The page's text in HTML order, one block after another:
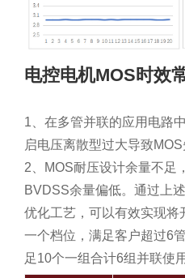
电控电机MOS时效
1、在多管并联的应用电路
启电压离散型过大导致MOS
2、MOS耐压设计余量不足
BVDSS余量偏低。通过上
优化工艺，可以有效实现将
一个档位，满足客户超过6
足10个一组合计6组并联使用